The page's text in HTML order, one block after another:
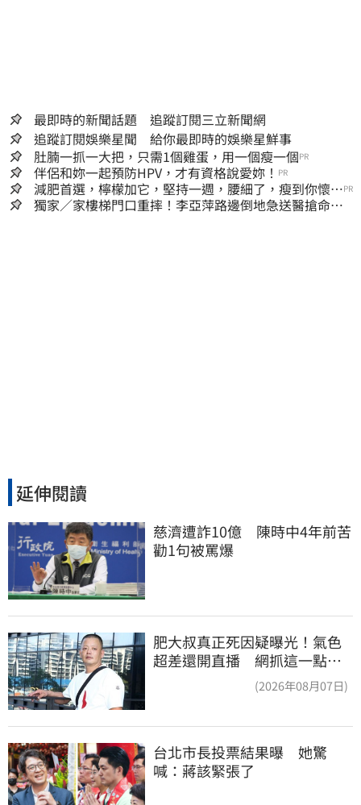
最即時的新聞話題 追蹤訂閱三立新聞網
追蹤訂閱娛樂星聞 給你最即時的娛樂星鮮事
肚腩一抓一大把，只需1個雞蛋，用一個瘦一個PR
伴侶和妳一起預防HPV，才有資格說愛妳！ PR
減肥首選，檸檬加它，堅持一週，腰細了，瘦到你懷疑
人生
PR
獨家／家樓梯門口重摔！李亞萍路邊倒地急送醫搶命
延伸閱讀
慈濟遭詐10億　陳時中4年前苦
勸1句被罵爆
肥大叔真正死因疑曝光！氣色
超差還開直播 網抓這一點超
(2026年08月07日)
台北市長投票結果曝　她驚
喊：蔣該緊張了